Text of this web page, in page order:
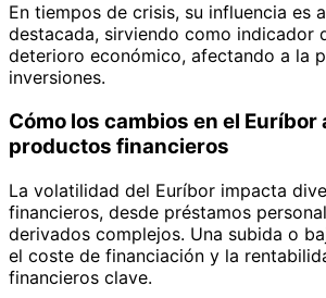
En tiempos de crisis, su influencia es
destacada, sirviendo como indicador
deterioro económico, afectando a la
inversiones.
Cómo los cambios en el Euríbor
productos financieros
La volatilidad del Euríbor impacta
financieros, desde préstamos
derivados complejos. Una subida o
el coste de financiación y la
financieros clave.